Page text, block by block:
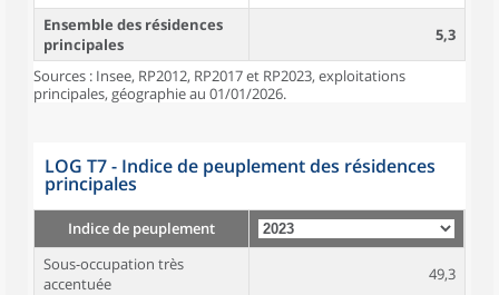
Ensemble des résidences
principales
5,3
Sources : Insee, RP2012, RP2017 et RP2023, exploitations
principales, géographie au 01/01/2026.
LOG T7 - Indice de peuplement des résidences
principales
Indice de peuplement
Sous-occupation très
accentuée
49,3